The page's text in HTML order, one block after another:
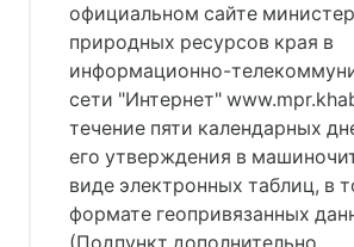
официальном сайте
природных ресурсов края в
информационно-
сети "Интернет"
течение пяти календарных
его утверждения в
виде электронных таблиц, в
формате геопривязанных
(Подпункт дополнительно